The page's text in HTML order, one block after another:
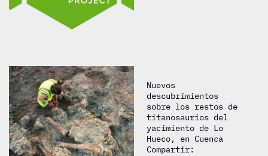
Nuevos
descubrimientos
sobre los restos de
titanosaurios del
yacimiento de Lo
Hueco, en Cuenca
Compartir: